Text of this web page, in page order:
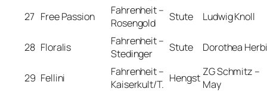
27 Free Passion
Fahrenheit –
Rosengold
Stute Ludwig Knoll
28 Floralis
Fahrenheit –
Stedinger
Stute Dorothea
29 Fellini
Fahrenheit –
Kaiserkult/T. Hengst ZG Schmitz –
May